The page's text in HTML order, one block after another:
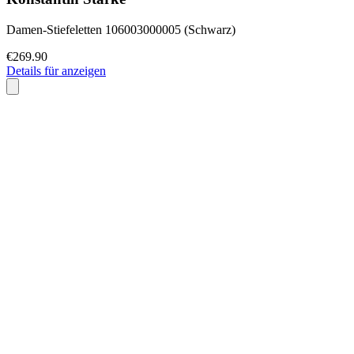
Damen-Stiefeletten 106003000005 (Schwarz)
€269.90
Details für anzeigen